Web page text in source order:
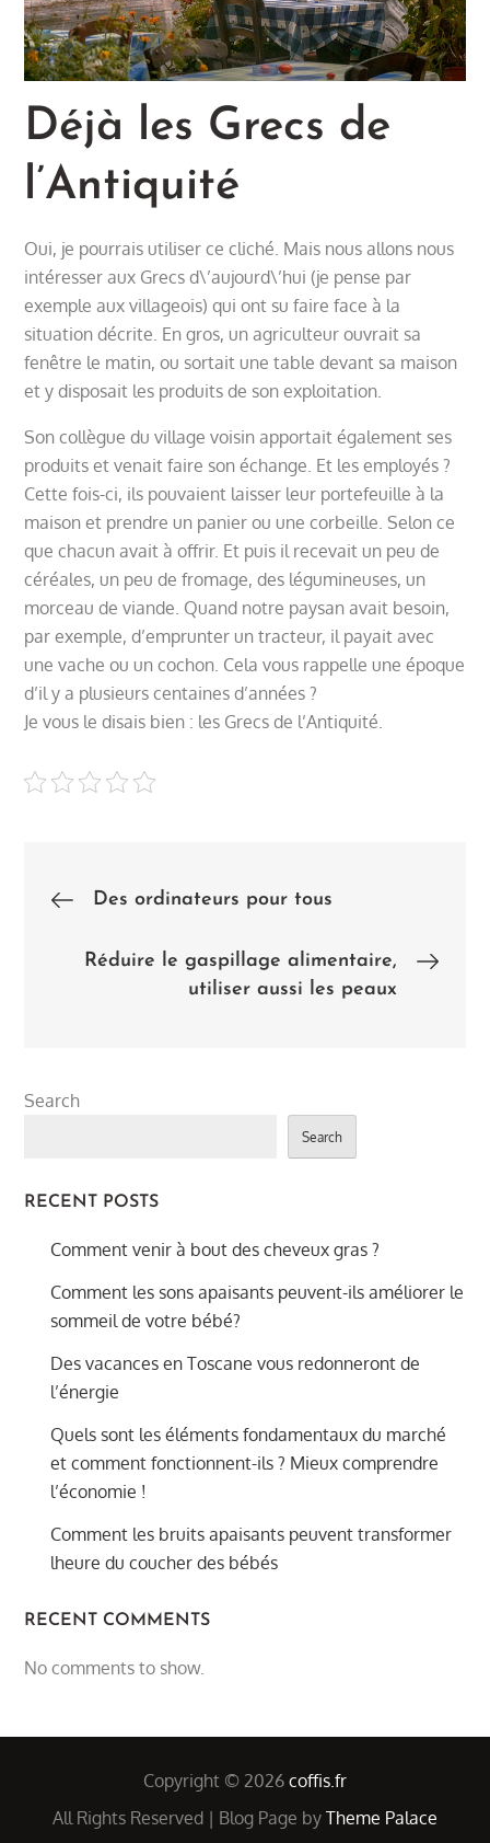
Déjà les Grecs de
l’Antiquité
Oui, je pourrais utiliser ce cliché. Mais nous allons nous
intéresser aux Grecs d\’aujourd\’hui (je pense par
exemple aux villageois) qui ont su faire face à la
situation décrite. En gros, un agriculteur ouvrait sa
fenêtre le matin, ou sortait une table devant sa maison
et y disposait les produits de son exploitation.
Son collègue du village voisin apportait également ses
produits et venait faire son échange. Et les employés ?
Cette fois-ci, ils pouvaient laisser leur portefeuille à la
maison et prendre un panier ou une corbeille. Selon ce
que chacun avait à offrir. Et puis il recevait un peu de
céréales, un peu de fromage, des légumineuses, un
morceau de viande. Quand notre paysan avait besoin,
par exemple, d’emprunter un tracteur, il payait avec
une vache ou un cochon. Cela vous rappelle une époque
d’il y a plusieurs centaines d’années ?
Je vous le disais bien : les Grecs de l’Antiquité.
Post
navigation
Des ordinateurs pour tous
Réduire le gaspillage alimentaire,
utiliser aussi les peaux
Search
Search
RECENT POSTS
Comment venir à bout des cheveux gras ?
Comment les sons apaisants peuvent-ils améliorer le
sommeil de votre bébé?
Des vacances en Toscane vous redonneront de
l’énergie
Quels sont les éléments fondamentaux du marché
et comment fonctionnent-ils ? Mieux comprendre
l’économie !
Comment les bruits apaisants peuvent transformer
lheure du coucher des bébés
RECENT COMMENTS
No comments to show.
Copyright © 2026 coffis.fr
All Rights Reserved | Blog Page by Theme Palace